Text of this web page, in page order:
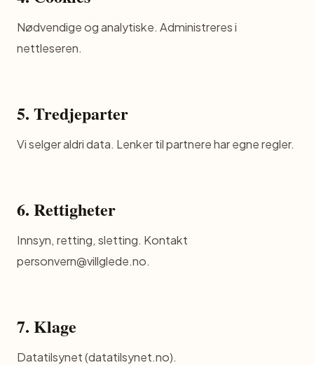
Nødvendige og analytiske. Administreres i
nettleseren.
5. Tredjeparter
Vi selger aldri data. Lenker til partnere har egne regler.
6. Rettigheter
Innsyn, retting, sletting. Kontakt
personvern@villglede.no.
7. Klage
Datatilsynet (datatilsynet.no).